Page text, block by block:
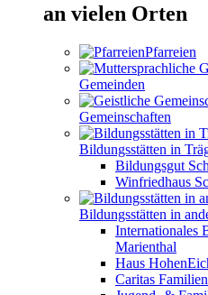
an vielen Orten
Pfarreien
Gemeinden
Gemeinschaften
Bildungsstätten in
Bildungsgut
Winfriedhaus
Bildungsstätten in
Internationales
Marienthal
Haus
Caritas